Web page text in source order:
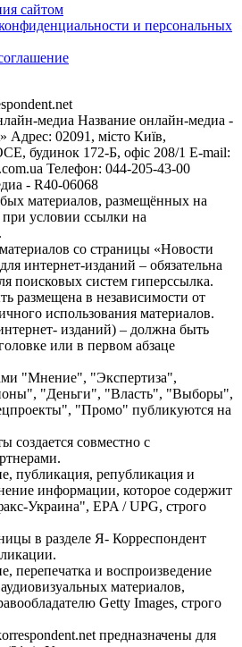
сайтом
и персональных
медиа Название онлайн-медиа -
Адрес: 02091, місто Київ,
будинок 172-Б, офіс 208/1 E-mail:
Телефон: 044-205-43-00
- R40-06068
материалов, размещённых на
при условии ссылки на
со страницы «Новости
интернет-изданий – обязательна
поисковых систем гиперссылка.
размещена в независимости от
использования материалов.
изданий) – должна быть
или в первом абзаце
"Мнение", "Экспертиза",
"Деньги", "Власть", "Выборы",
"Промо" публикуются на
создается совместно с
публикация, републикация и
информации, которое содержит
Украина", EPA / UPG, строго
в разделе Я- Корреспондент
перепечатка и воспроизведение
материалов,
Getty Images, строго
предназначены для